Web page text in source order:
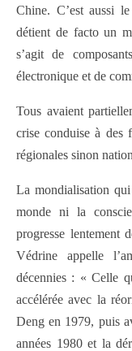
Chine. C’est aussi
détient de facto un
s’agit de
électronique et de
Tous avaient
crise conduise à des
régionales sinon
La mondialisation qui
monde ni la
progresse lentement
Védrine appelle
décennies : « Celle
accélérée avec la
Deng en 1979, puis
années 1980 et la